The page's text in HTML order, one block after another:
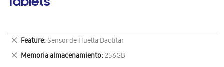
Tablets
Feature Sensor de Huella Dactilar
Eliminar
este
artículo
Memoria almacenamiento 256GB
Eliminar